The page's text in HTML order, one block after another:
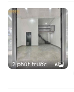
2 phút trước 6